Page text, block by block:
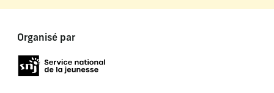
Organisé par